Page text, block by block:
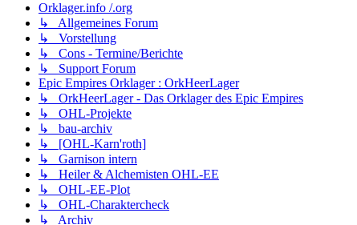
Orklager.info /.org
↳ Allgemeines Forum
↳ Vorstellung
↳ Cons - Termine/Berichte
↳ Support Forum
Epic Empires Orklager : OrkHeerLager
↳ OrkHeerLager - Das Orklager des Epic Empires
↳ OHL-Projekte
↳ bau-archiv
↳ [OHL-Karn'roth]
↳ Garnison intern
↳ Heiler & Alchemisten OHL-EE
↳ OHL-EE-Plot
↳ OHL-Charaktercheck
↳ Archiv